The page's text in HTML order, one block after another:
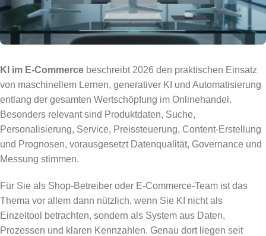
KI im E-Commerce beschreibt 2026 den praktischen Einsatz
von maschinellem Lernen, generativer KI und Automatisierung
entlang der gesamten Wertschöpfung im Onlinehandel.
Besonders relevant sind Produktdaten, Suche,
Personalisierung, Service, Preissteuerung, Content-Erstellung
und Prognosen, vorausgesetzt Datenqualität, Governance und
Messung stimmen.
Für Sie als Shop-Betreiber oder E-Commerce-Team ist das
Thema vor allem dann nützlich, wenn Sie KI nicht als
Einzeltool betrachten, sondern als System aus Daten,
Prozessen und klaren Kennzahlen. Genau dort liegen seit